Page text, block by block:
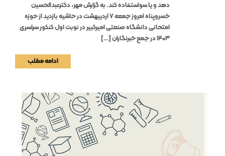
دهد و یا سواستفاده کند. به گزارش مهر، دکترعبدالحسین
خسروپناه امروز جمعه ۷ اردیبهشت در حاشیه بازدید از حوزه
امتحانی دانشگاه صنعتی امیرکبیر در نوبت اول کنکور سراسری
۱۴۰۳ در جمع خبرنگاران […]
ادامه مطلب